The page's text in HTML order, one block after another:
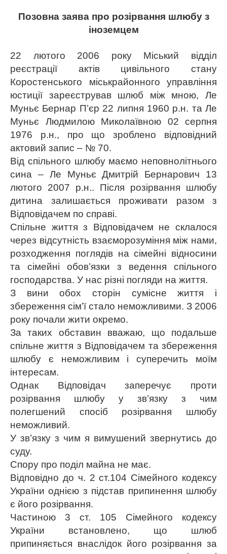
Позовна заява про розірвання шлюбу з
іноземцем
22 лютого 2006 року Міський відділ
реєстрації актів цивільного стану
Коростенського міськрайонного управління
юстиції зареєстрував шлюб між мною, Ле
Муньє Бернар П’єр 22 липня 1960 р.н. та Ле
Муньє Людмилою Миколаївною 02 серпня
1976 р.н., про що зроблено відповідний
актовий запис – № 70.
Від спільного шлюбу маємо неповнолітнього
сина – Ле Муньє Дмитрій Бернарович 13
лютого 2007 р.н.. Після розірвання шлюбу
дитина залишається проживати разом з
Відповідачем по справі.
Спільне життя з Відповідачем не склалося
через відсутність взаєморозуміння між нами,
розходження поглядів на сімейні відносини
та сімейні обов’язки з ведення спільного
господарства. У нас різні погляди на життя.
З вини обох сторін сумісне життя і
збереження сім’ї стало неможливими. З 2006
року почали жити окремо.
За таких обставин вважаю, що подальше
спільне життя з Відповідачем та збереження
шлюбу є неможливим і суперечить моїм
інтересам.
Однак Відповідач заперечує проти
розірвання шлюбу у зв’язку з чим
полегшений спосіб розірвання шлюбу
неможливий.
У зв’язку з чим я вимушений звернутись до
суду.
Спору про поділ майна не має.
Відповідно до ч. 2 ст.104 Сімейного кодексу
України однією з підстав припинення шлюбу
є його розірвання.
Частиною 3 ст. 105 Сімейного кодексу
України встановлено, що шлюб
припиняється внаслідок його розірвання за